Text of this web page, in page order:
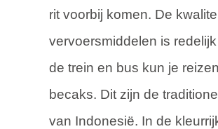
rit voorbij komen. De
vervoersmiddelen is
de trein en bus kun je
becaks. Dit zijn de
van Indonesië. In de